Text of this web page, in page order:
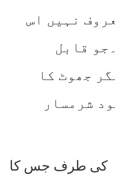
نہیں اس
قابل
جھوٹ کا
شرمسار
کی طرف جس کا